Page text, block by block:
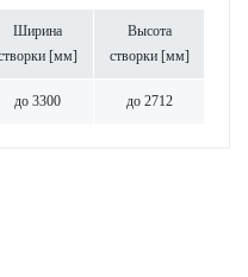
Ширина
[мм]
Высота
створки [мм]
до 3300 до 2712